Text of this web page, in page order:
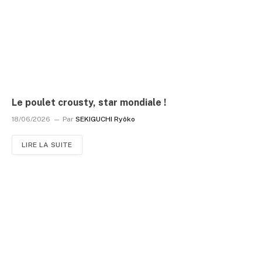
Le poulet crousty, star mondiale !
18/06/2026 Par SEKIGUCHI Ryôko
LIRE LA SUITE